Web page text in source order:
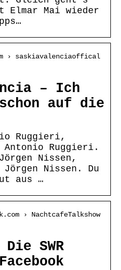
Elmar Mai wieder
› saskiavalenciaoffical
– Ich
auf die
Ruggieri,
Ruggieri.
Nissen,
Nissen. Du
aus …
› NachtcafeTalkshow
SWR